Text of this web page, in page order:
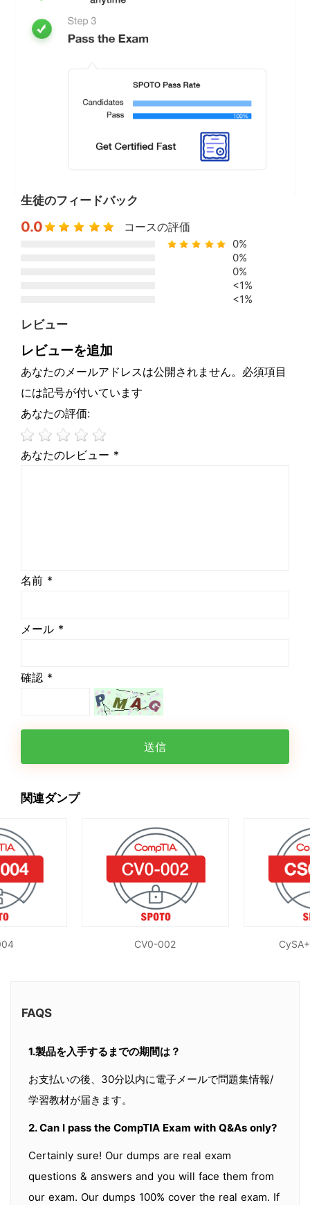
生徒のフィードバック
0.0 コースの評価
0%
0%
0%
<1%
<1%
レビュー
レビューを追加
あなたのメールアドレスは公開されません。必須項目
には記号が付いています
あなたの評価:
あなたのレビュー *
名前 *
メール *
確認 *
送信
関連ダンプ
CV0-002
FAQS
1.製品を入手するまでの期間は？
お支払いの後、30分以内に電子メールで問題集情報/
学習教材が届きます。
2. Can I pass the CompTIA Exam with Q&As only?
Certainly sure! Our dumps are real exam
questions & answers and you will face them from
our exam. Our dumps 100% cover the real exam. If